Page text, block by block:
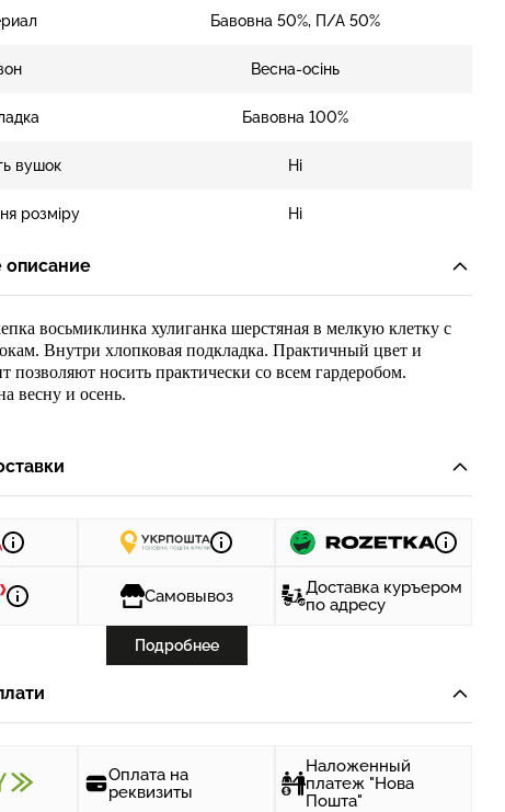
Бавовна 50%, П/А 50%
Весна-осінь
Бавовна 100%
вушок Ні
розміру Ні
восьмиклинка хулиганка шерстяная в мелкую клетку с
Внутри хлопковая подкладка. Практичный цвет и
позволяют носить практически со всем гардеробом.
весну и осень.
Самовывоз
Доставка куръером
по адресу
Подробнее
Оплата на
реквизиты
Наложенный
платеж "Нова
Пошта"